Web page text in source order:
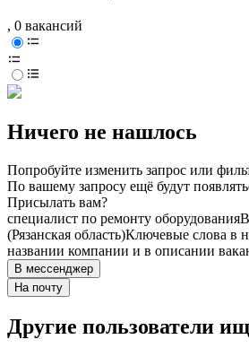
, 0 вакансий
Ничего не нашлось
Попробуйте изменить запрос или
По вашему запросу ещё будут
Присылать вам?
специалист по ремонту оборудования
(Рязанская область)Ключевые слова в
названии компании и в описании
В мессенджер
На почту
Другие пользователи